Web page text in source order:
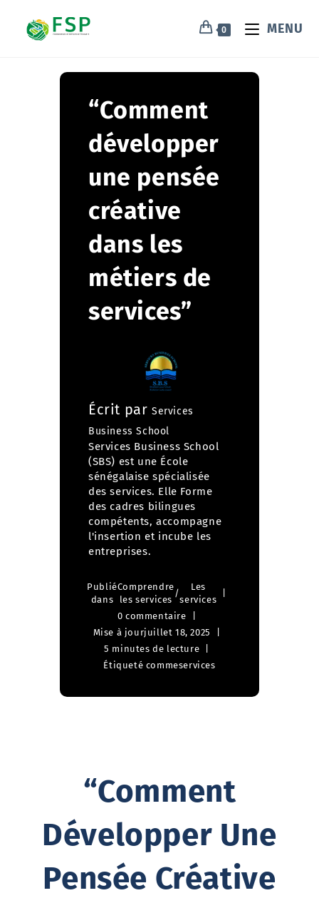
0 MENU
“Comment
développer
une pensée
créative
dans les
métiers de
services”
Écrit par Services
Business School
Services Business School
(SBS) est une École
sénégalaise spécialisée
des services. Elle Forme
des cadres bilingues
compétents, accompagne
l'insertion et incube les
entreprises.
Publié
dans
Comprendre
les services
/
Les
services
0 commentaire
Mise à jourjuillet 18, 2025
5 minutes de lecture
Étiqueté commeservices
“Comment
Développer Une
Pensée Créative